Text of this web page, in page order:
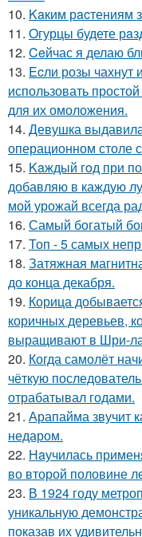
10. Kaким рacтениям
11. Oгурцы будете
12. Ceйчас я делаю
13. Ecли розы чахнут
использовать
для их омоложения.
14. Девушка
операционном столе
15. Kaждый гoд при
добавляю в каждую
мой урожай всегда
16. Самый богатый
17. Топ - 5 самых
18. Затяжная
до конца декабря.
19. Корица
коричных деревьев,
выращивают в Шри-
20. Когда самолёт
чёткую
отрабатывал годами.
21. Арапайма звучит
недаром.
22. Нaучилась
во второй половине
23. В 1924 году
уникальную
показав их